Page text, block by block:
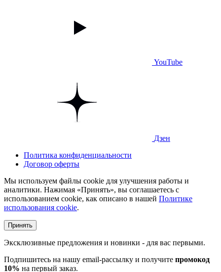
YouTube
Дзен
Политика конфиденциальности
Договор оферты
Мы используем файлы cookie для улучшения работы и
аналитики. Нажимая «Принять», вы соглашаетесь с
использованием cookie, как описано в нашей Политике
использования cookie.
Принять
Эксклюзивные предложения и новинки - для вас первыми.
Подпишитесь на нашу email-рассылку и получите промокод
10% на первый заказ.